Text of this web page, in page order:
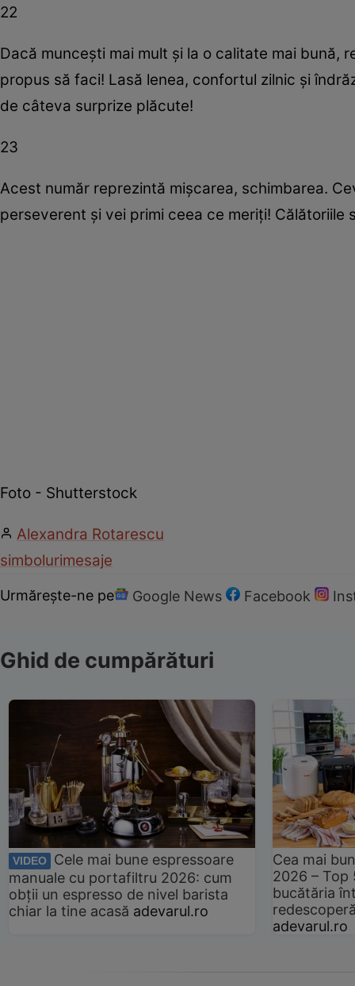
22
Dacă munceşti mai mult şi la o calitate mai bună,
propus să faci! Lasă lenea, confortul zilnic şi
de câteva surprize plăcute!
23
Acest număr reprezintă mişcarea, schimbarea.
perseverent şi vei primi ceea ce meriţi! Călătoriile
Foto - Shutterstock
Alexandra Rotarescu
simbolurimesaje
Urmărește-ne pe Google News Facebook
Ghid de cumpărături
VIDEO
Cele mai bune espressoare
manuale cu portafiltru 2026: cum
obții un espresso de nivel barista
chiar la tine acasă adevarul.ro
Cea mai
2026 –
bucătăria
adevarul.ro